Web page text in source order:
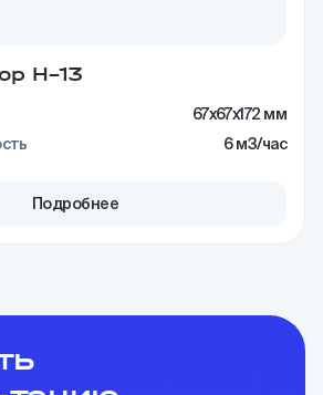
H–13
67x67x172 мм
6 м3/час
Подробнее